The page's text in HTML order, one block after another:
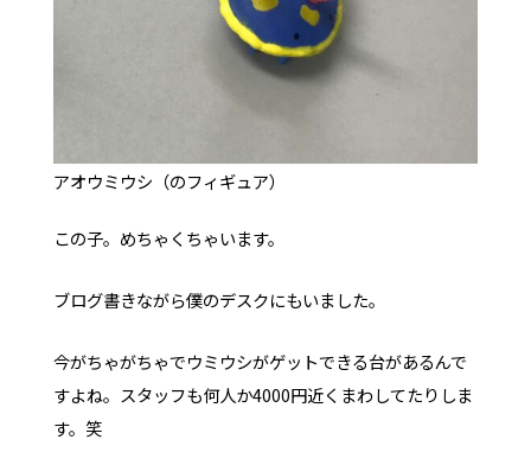
アオウミウシ（のフィギュア）
この子。めちゃくちゃいます。
ブログ書きながら僕のデスクにもいました。
今がちゃがちゃでウミウシがゲットできる台があるんで
すよね。スタッフも何人か4000円近くまわしてたりしま
す。笑